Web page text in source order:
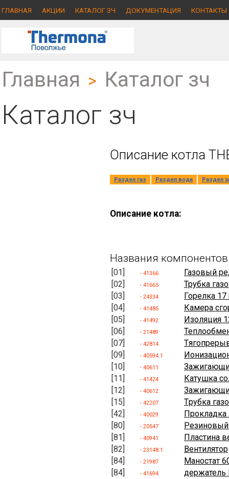
ГЛАВНАЯ АКЦИИ КАТАЛОГ ЗЧ ДОКУМЕНТАЦИЯ КОНТАКТЫ
Главная > Каталог зч
Каталог зч
Описание котла
Раздел газ Раздел вода Раздел
Описание котла:
Названия
[01] - 41366
Газовый
[02]
- 41665
Трубка
[03]
- 24334
Горелка 17
[04]
- 41485
Камера
[05]
- 41492
Изоляция
[06]
- 21489
[07]
- 42814
[09]
- 40594.1
[10]
- 40611
[11]
- 41424
Катушка
[12]
- 40612
[15]
- 42207
Tрубка
[42]
- 40029
Прокладка
[80]
- 20547
[81]
- 40941
Пластина
[82]
- 23148.1
Вентилятор
[84]
- 21987
Маностат
[84]
- 41694
держатель